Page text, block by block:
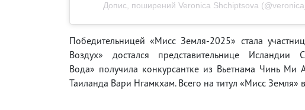
Допис, поширений Veronica Shchiptsova
Победительницей «Мисс Земля-2025» стала
Воздух» достался представительнице
Вода» получила конкурсантке из Вьетнама Чинь Ми
Таиланда Вари Нгамкхам. Всего на титул «Мисс